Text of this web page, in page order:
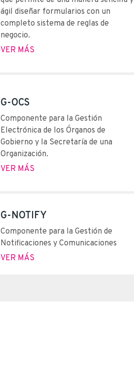
ágil diseñar formularios con un
completo sistema de reglas de
negocio.
VER MÁS
G-OCS
Componente para la Gestión
Electrónica de los Órganos de
Gobierno y la Secretaría de una
Organización.
VER MÁS
G-NOTIFY
Componente para la Gestión de
Notificaciones y Comunicaciones
VER MÁS